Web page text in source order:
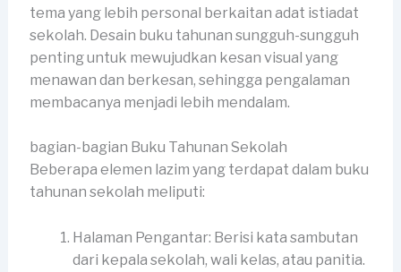
tema yang lebih personal berkaitan adat istiadat
sekolah. Desain buku tahunan sungguh-sungguh
penting untuk mewujudkan kesan visual yang
menawan dan berkesan, sehingga pengalaman
membacanya menjadi lebih mendalam.
bagian-bagian Buku Tahunan Sekolah
Beberapa elemen lazim yang terdapat dalam buku
tahunan sekolah meliputi:
Halaman Pengantar: Berisi kata sambutan
dari kepala sekolah, wali kelas, atau panitia.